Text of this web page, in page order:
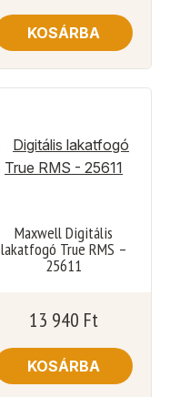
KOSÁRBA
Maxwell Digitális
lakatfogó True RMS –
25611
13 940 Ft
KOSÁRBA